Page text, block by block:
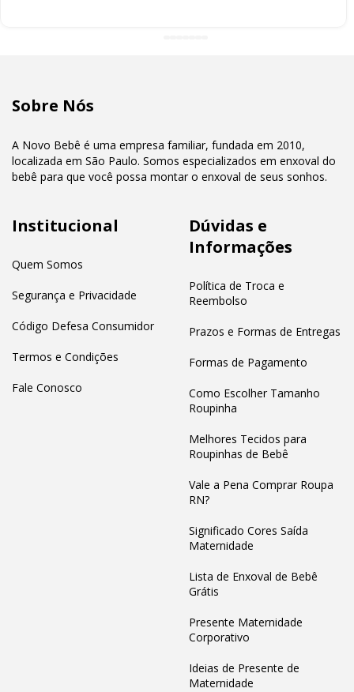
Sobre Nós
A Novo Bebê é uma empresa familiar, fundada em 2010,
localizada em São Paulo. Somos especializados em enxoval do
bebê para que você possa montar o enxoval de seus sonhos.
Institucional
Quem Somos
Segurança e Privacidade
Código Defesa Consumidor
Termos e Condições
Fale Conosco
Dúvidas e
Informações
Política de Troca e
Reembolso
Prazos e Formas de Entregas
Formas de Pagamento
Como Escolher Tamanho
Roupinha
Melhores Tecidos para
Roupinhas de Bebê
Vale a Pena Comprar Roupa
RN?
Significado Cores Saída
Maternidade
Lista de Enxoval de Bebê
Grátis
Presente Maternidade
Corporativo
Ideias de Presente de
Maternidade